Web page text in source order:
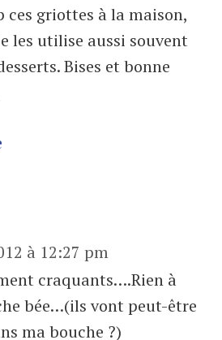
ces griottes à la maison,
les utilise aussi souvent
Bises et bonne
à 12:27 pm
craquants….Rien à
bée…(ils vont peut-être
ma bouche ?)